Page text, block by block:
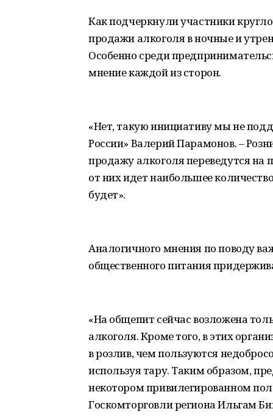
Как подчеркнули участники
продажи алкоголя в ночные и
Особенно среди
мнение каждой из сторон.
«Нет, такую инициативу мы не
России» Валерий Парамонов. –
продажу алкоголя переведутся на
от них идет наибольшее
будет».
Аналогичного мнения по поводу
общественного питания
«На общепит сейчас возложена
алкоголя. Кроме того, в этих
в розлив, чем пользуются
используя тару. Таким образом,
некотором привилегированном
Госкомторговли региона Ильгам